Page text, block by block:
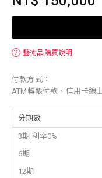
？ 藝術品購買說明
付款方式：
ATM轉帳付款、信用卡線
分期數
3期 利率0%
6期
12期